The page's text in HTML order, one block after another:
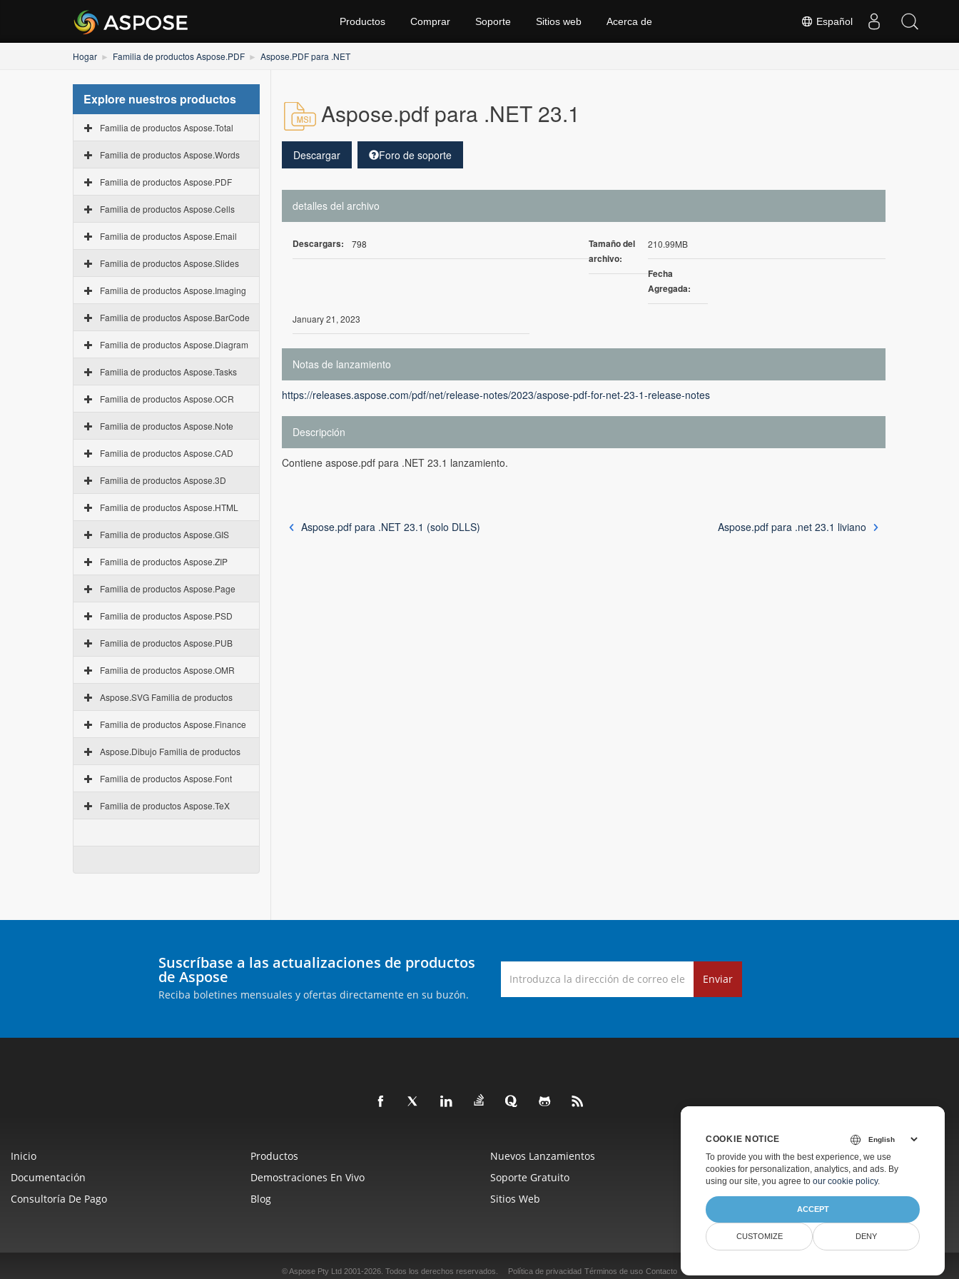
Español
Productos Comprar Soporte Sitios web Acerca de
Hogar Familia de productos Aspose.PDF Aspose.PDF para .NET
Explore nuestros productos
Familia de productos Aspose.Total
Familia de productos Aspose.Words
Familia de productos Aspose.PDF
Familia de productos Aspose.Cells
Familia de productos Aspose.Email
Familia de productos Aspose.Slides
Familia de productos Aspose.Imaging
Familia de productos Aspose.BarCode
Familia de productos Aspose.Diagram
Familia de productos Aspose.Tasks
Familia de productos Aspose.OCR
Familia de productos Aspose.Note
Familia de productos Aspose.CAD
Familia de productos Aspose.3D
Familia de productos Aspose.HTML
Familia de productos Aspose.GIS
Familia de productos Aspose.ZIP
Familia de productos Aspose.Page
Familia de productos Aspose.PSD
Familia de productos Aspose.PUB
Familia de productos Aspose.OMR
Aspose.SVG Familia de productos
Familia de productos Aspose.Finance
Aspose.Dibujo Familia de productos
Familia de productos Aspose.Font
Familia de productos Aspose.TeX
Aspose.pdf para .NET 23.1
Descargar Foro de soporte
detalles del archivo
Descargars: 798
Tamaño del
archivo:
210.99MB
Fecha
Agregada:
January 21, 2023
Notas de lanzamiento
https://releases.aspose.com/pdf/net/release-notes/2023/aspose-pdf-for-net-23-1-release-notes
Descripción
Contiene aspose.pdf para .NET 23.1 lanzamiento.
Aspose.pdf para .NET 23.1 (solo DLLS) Aspose.pdf para .net 23.1 liviano
Suscríbase a las actualizaciones de productos
de Aspose
Reciba boletines mensuales y ofertas directamente en su buzón.
Enviar
Inicio Productos Nuevos Lanzamientos
Precios
Documentación
Demostraciones En Vivo Soporte Gratuito
Soporte De Pago
Consultoría De Pago
Blog Sitios Web Acerca De
© Aspose Pty Ltd 2001-2026. Todos los derechos reservados. Política de privacidad Términos de uso Contacto
COOKIE NOTICE
To provide you with the best experience, we use
cookies for personalization, analytics, and ads. By
using our site, you agree to our cookie policy.
ACCEPT
CUSTOMIZE DENY